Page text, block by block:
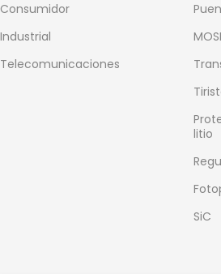
Consumidor
Industrial
Telecomunicaciones
litio
SiC